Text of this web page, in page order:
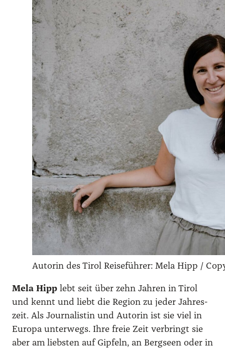
Autorin des Tirol Rei­se­füh­rer: Mela Hipp /​
Mela Hipp lebt seit über zehn Jah­ren in Tirol
und kennt und liebt die Regi­on zu jeder Jah­res­
zeit. Als Jour­na­lis­tin und Autorin ist sie viel in
Euro­pa unter­wegs. Ihre freie Zeit ver­bringt sie
aber am liebs­ten auf Gip­feln, an Berg­seen oder in